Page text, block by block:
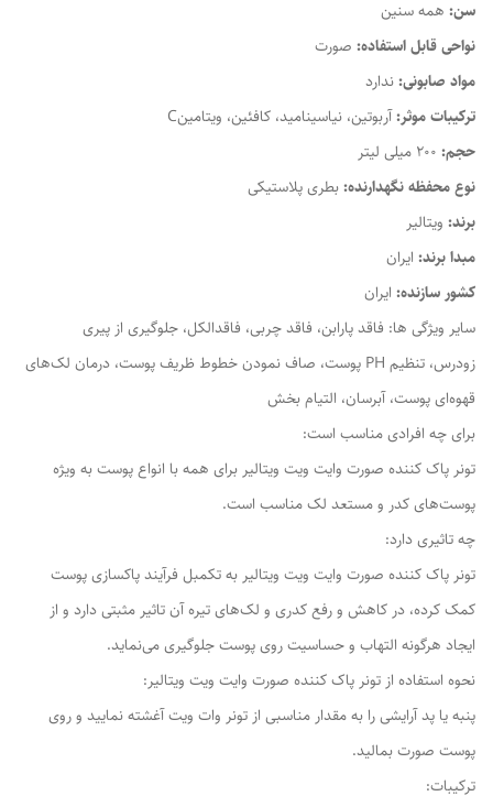
سن: همه سنین
نواحی قابل استفاده: صورت
مواد صابونی:ندارد
ترکیبات موثر:آربوتین، نیاسینامید، کافئین، ویتامینC
حجم:
نوع محفظه نگهدارنده:بطری پلاستیکی
برند: ویتالیر
مبدا برند: ایران
کشور سازنده: ایران
سایر ویژگی ها: فاقد پارابن، فاقد چربی، فاقدالکل، جلوگیری از پیری
زودرس، تنظیم PH پوست، صاف نمودن خطوط ظریف پوست، درمان لک‌های
قهوه‌ای پوست، آبرسان، التیام بخش
برای چه افرادی مناسب است:
تونر پاک کننده صورت وایت ویت ویتالیر برای همه با انواع پوست به ویژه
پوست‌های کدر و مستعد لک مناسب است.
چه تاثیری دارد:
تونر پاک کننده صورت وایت ویت ویتالیر به تکمبل فرآیند پاکسازی پوست
کمک کرده، در کاهش و رفع کدری و لک‌های تیره آن تاثیر مثبتی دارد و از
ایجاد هرگونه التهاب و حساسیت روی پوست جلوگیری می‌نماید.
نحوه استفاده از تونر پاک کننده صورت وایت ویت ویتالیر:
پنبه یا پد آرایشی را به مقدار مناسبی از تونر وات ویت آغشته نمایید و روی
پوست صورت بمالید.
ترکیبات: